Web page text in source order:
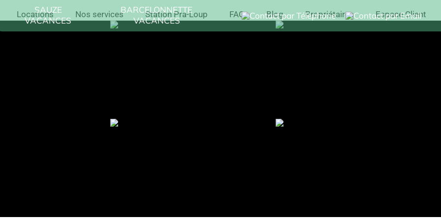
SAUZE
VACANCES
BARCELONNETTE
VACANCES
Locations Nos services Station Pra-Loup FAQ Blog Propriétaires Espace Client